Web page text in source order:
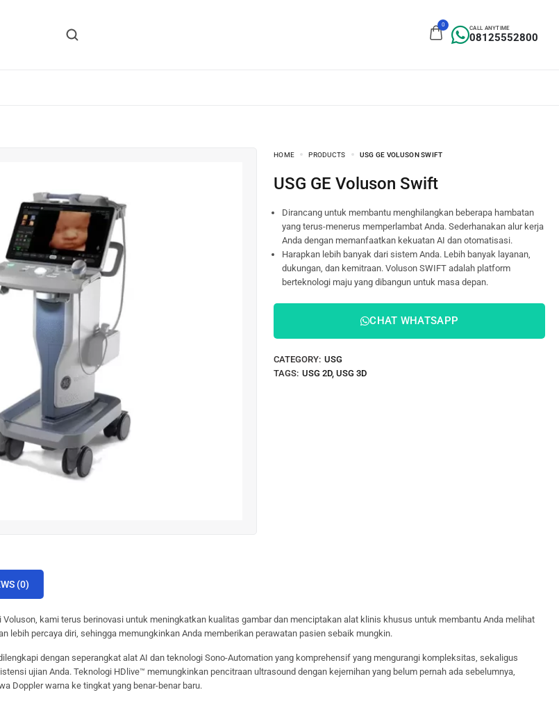
0
08125552800
CALL ANYTIME
HOME PRODUCTS USG GE VOLUSON SWIFT
USG GE Voluson Swift
Dirancang untuk membantu menghilangkan beberapa hambatan
yang terus-menerus memperlambat Anda. Sederhanakan alur kerja
Anda dengan memanfaatkan kekuatan AI dan otomatisasi.
Harapkan lebih banyak dari sistem Anda. Lebih banyak layanan,
dukungan, dan kemitraan. Voluson SWIFT adalah platform
berteknologi maju yang dibangun untuk masa depan.
CHAT WHATSAPP
CATEGORY: USG
TAGS: USG 2D, USG 3D
(0)
Voluson, kami terus berinovasi untuk meningkatkan kualitas gambar dan menciptakan alat klinis khusus untuk membantu Anda melihat
lebih percaya diri, sehingga memungkinkan Anda memberikan perawatan pasien sebaik mungkin.
dengan seperangkat alat AI dan teknologi Sono-Automation yang komprehensif yang mengurangi kompleksitas, sekaligus
ujian Anda. Teknologi HDlive™ memungkinkan pencitraan ultrasound dengan kejernihan yang belum pernah ada sebelumnya,
Doppler warna ke tingkat yang benar-benar baru.